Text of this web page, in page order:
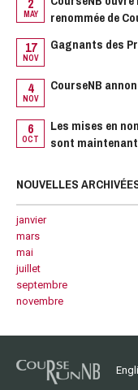
MAY
renommée de
17
NOV
Gagnants des
4
NOV
CourseNB
6
OCT
Les mises en
sont
NOUVELLES
janvier
mars
mai
juillet
septembre
novembre